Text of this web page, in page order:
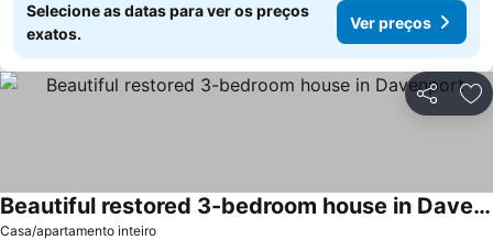
Selecione as datas para ver os preços
exatos.
Ver preços
Partilhar
Casa/apartamento inteiro
Beautiful restored 3-bedroom house in Davenport